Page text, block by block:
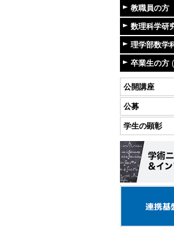
教職員の方
数理科学研
理学部数学
卒業生の方
公開講座
公募
学生の顕彰